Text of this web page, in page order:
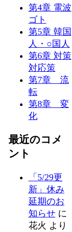
第4章 電波
ゴト
第5章 韓国
人・○国人
第6章 対策
対応策
第7章 流
転
第8章 変
化
最近のコメ
ント
「5/29更
新」休み
延期のお
知らせに
花火 より